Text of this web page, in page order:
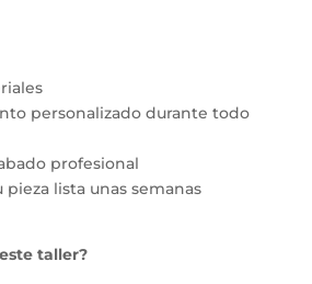
personalizado durante todo
profesional
pieza lista unas semanas
taller?